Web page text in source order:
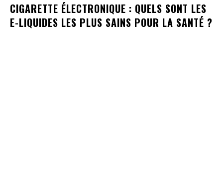
CIGARETTE ÉLECTRONIQUE : QUELS SONT LES
E-LIQUIDES LES PLUS SAINS POUR LA SANTÉ ?